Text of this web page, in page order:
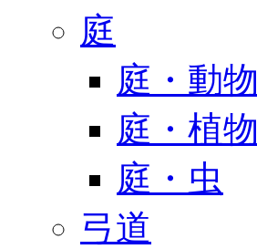
庭
庭・動物
庭・植物
庭・虫
弓道